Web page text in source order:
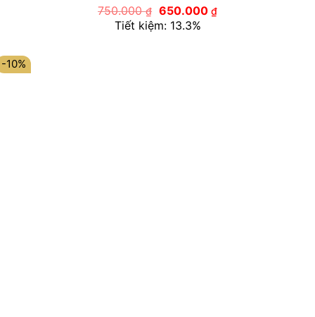
750.000₫ Giá
gốc
là:
650.000 ₫Giá
hiện
Tiết kiệm: 13.3%
-10%